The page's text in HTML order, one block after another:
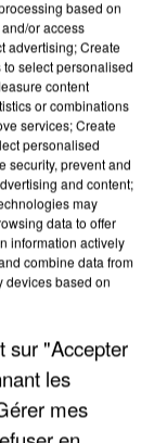
based on
or access
advertising; Create
select personalised
content
or combinations
services; Create
personalised
security, prevent and
and content;
may
data to offer
information actively
combine data from
devices based on
sur "Accepter
les
mes